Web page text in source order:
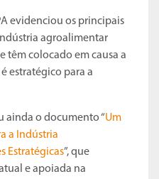
evidenciou os principais
agroalimentar
têm colocado em causa a
estratégico para a
ainda o documento “Um
a Indústria
Estratégicas”, que
e apoiada na